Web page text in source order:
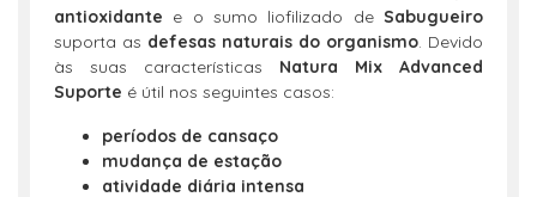
antioxidante e o sumo liofilizado deSabugueiro
suporta as defesas naturais do organismo. Devido
às suas características Natura Mix Advanced
Suporte é útil nos seguintes casos:
períodos de cansaço
mudança de estação
atividade diária intensa